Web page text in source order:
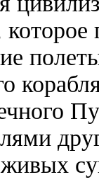
которое
живых